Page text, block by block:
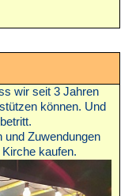
wir seit 3 Jahren
können. Und
und Zuwendungen
kaufen.